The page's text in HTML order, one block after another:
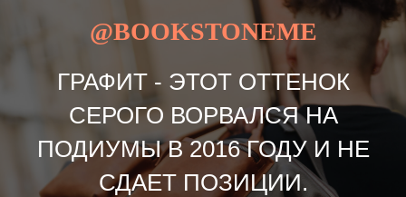
@BOOKSTONEME
ГРАФИТ - ЭТОТ ОТТЕНОК
СЕРОГО ВОРВАЛСЯ НА
ПОДИУМЫ В 2016 ГОДУ И НЕ
СДАЕТ ПОЗИЦИИ.